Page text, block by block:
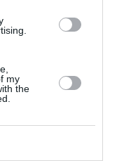
my
the
πριν 2 χρόνια
έχουν καθιερώσει
της
μετουσιώνει τις
ταξιδευτές ενός
χάθηκε. Το
μας, σαν ένας
καλεί στο
από τα